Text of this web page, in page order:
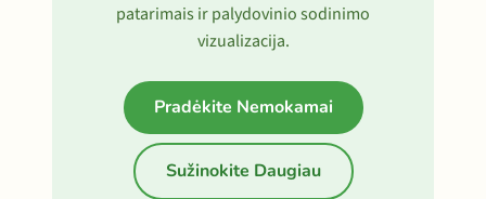
patarimais ir palydovinio sodinimo
vizualizacija.
Pradėkite Nemokamai
Sužinokite Daugiau